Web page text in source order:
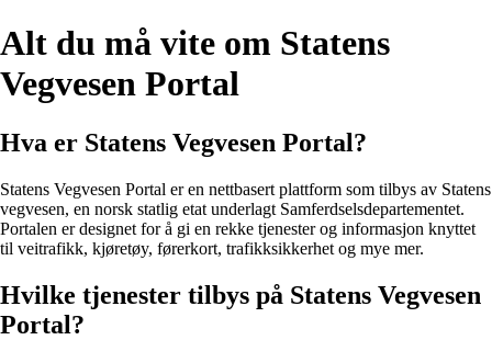
Alt du må vite om Statens
Vegvesen Portal
Hva er Statens Vegvesen Portal?
Statens Vegvesen Portal er en nettbasert plattform som tilbys av Statens
vegvesen, en norsk statlig etat underlagt Samferdselsdepartementet.
Portalen er designet for å gi en rekke tjenester og informasjon knyttet
til veitrafikk, kjøretøy, førerkort, trafikksikkerhet og mye mer.
Hvilke tjenester tilbys på Statens Vegvesen
Portal?